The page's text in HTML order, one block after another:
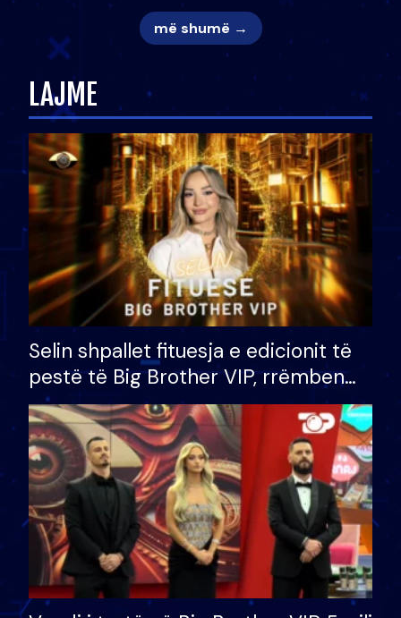
më shumë →
LAJME
Selin shpallet fituesja e edicionit të
pestë të Big Brother VIP, rrëmben
çmimin e madh prej 100 mijë eurosh